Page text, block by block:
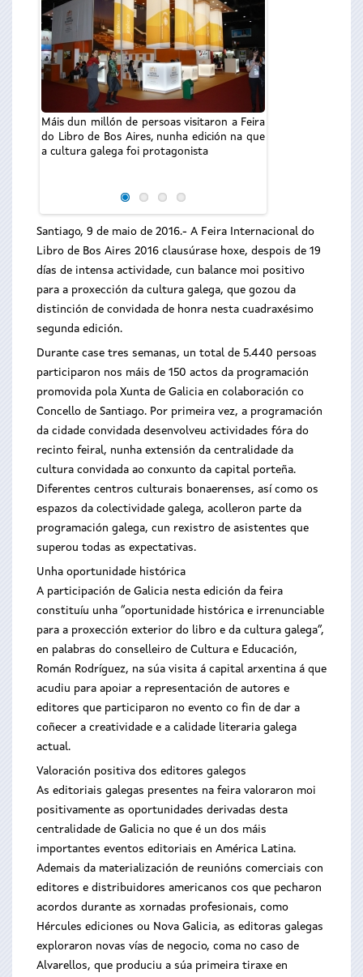
Máis dun millón de persoas visitaron a Feira
do Libro de Bos Aires, nunha edición na que
a cultura galega foi protagonista
Santiago, 9 de maio de 2016.- A Feira Internacional do
Libro de Bos Aires 2016 clausúrase hoxe, despois de 19
días de intensa actividade, cun balance moi positivo
para a proxección da cultura galega, que gozou da
distinción de convidada de honra nesta cuadraxésimo
segunda edición.
Durante case tres semanas, un total de 5.440 persoas
participaron nos máis de 150 actos da programación
promovida pola Xunta de Galicia en colaboración co
Concello de Santiago. Por primeira vez, a programación
da cidade convidada desenvolveu actividades fóra do
recinto feiral, nunha extensión da centralidade da
cultura convidada ao conxunto da capital porteña.
Diferentes centros culturais bonaerenses, así como os
espazos da colectividade galega, acolleron parte da
programación galega, cun rexistro de asistentes que
superou todas as expectativas.
Unha oportunidade histórica
A participación de Galicia nesta edición da feira
constituíu unha “oportunidade histórica e irrenunciable
para a proxección exterior do libro e da cultura galega”,
en palabras do conselleiro de Cultura e Educación,
Román Rodríguez, na súa visita á capital arxentina á que
acudiu para apoiar a representación de autores e
editores que participaron no evento co fin de dar a
coñecer a creatividade e a calidade literaria galega
actual.
Valoración positiva dos editores galegos
As editoriais galegas presentes na feira valoraron moi
positivamente as oportunidades derivadas desta
centralidade de Galicia no que é un dos máis
importantes eventos editoriais en América Latina.
Ademais da materialización de reunións comerciais con
editores e distribuidores americanos cos que pecharon
acordos durante as xornadas profesionais, como
Hércules ediciones ou Nova Galicia, as editoras galegas
exploraron novas vías de negocio, coma no caso de
Alvarellos, que produciu a súa primeira tiraxe en